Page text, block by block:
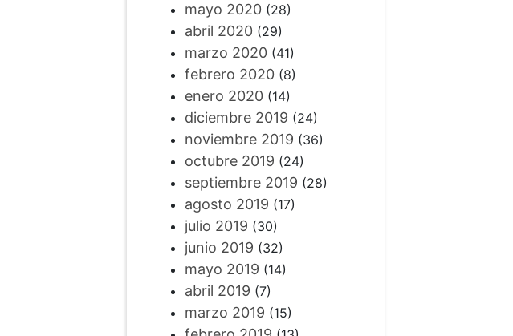
mayo 2020(28)
abril 2020(29)
marzo 2020(41)
febrero 2020(8)
enero 2020(14)
diciembre 2019 (24)
noviembre 2019 (36)
octubre 2019 (24)
septiembre 2019 (28)
agosto 2019 (17)
julio 2019 (30)
junio 2019 (32)
mayo 2019 (14)
abril 2019 (7)
marzo 2019 (15)